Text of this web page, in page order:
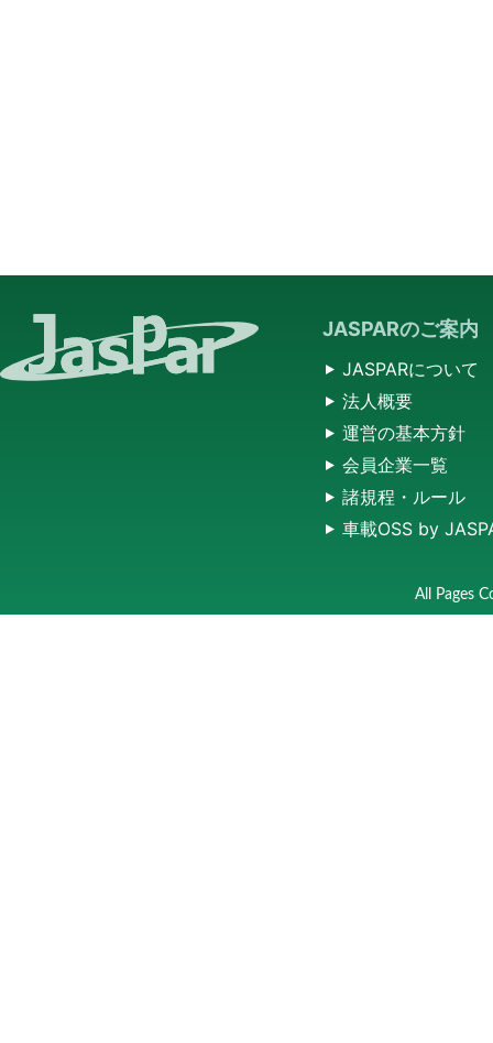
JASPARのご案内
JASPARについて
法人概要
運営の基本方針
会員企業一覧
諸規程・ルール
車載OSS by
All Pages